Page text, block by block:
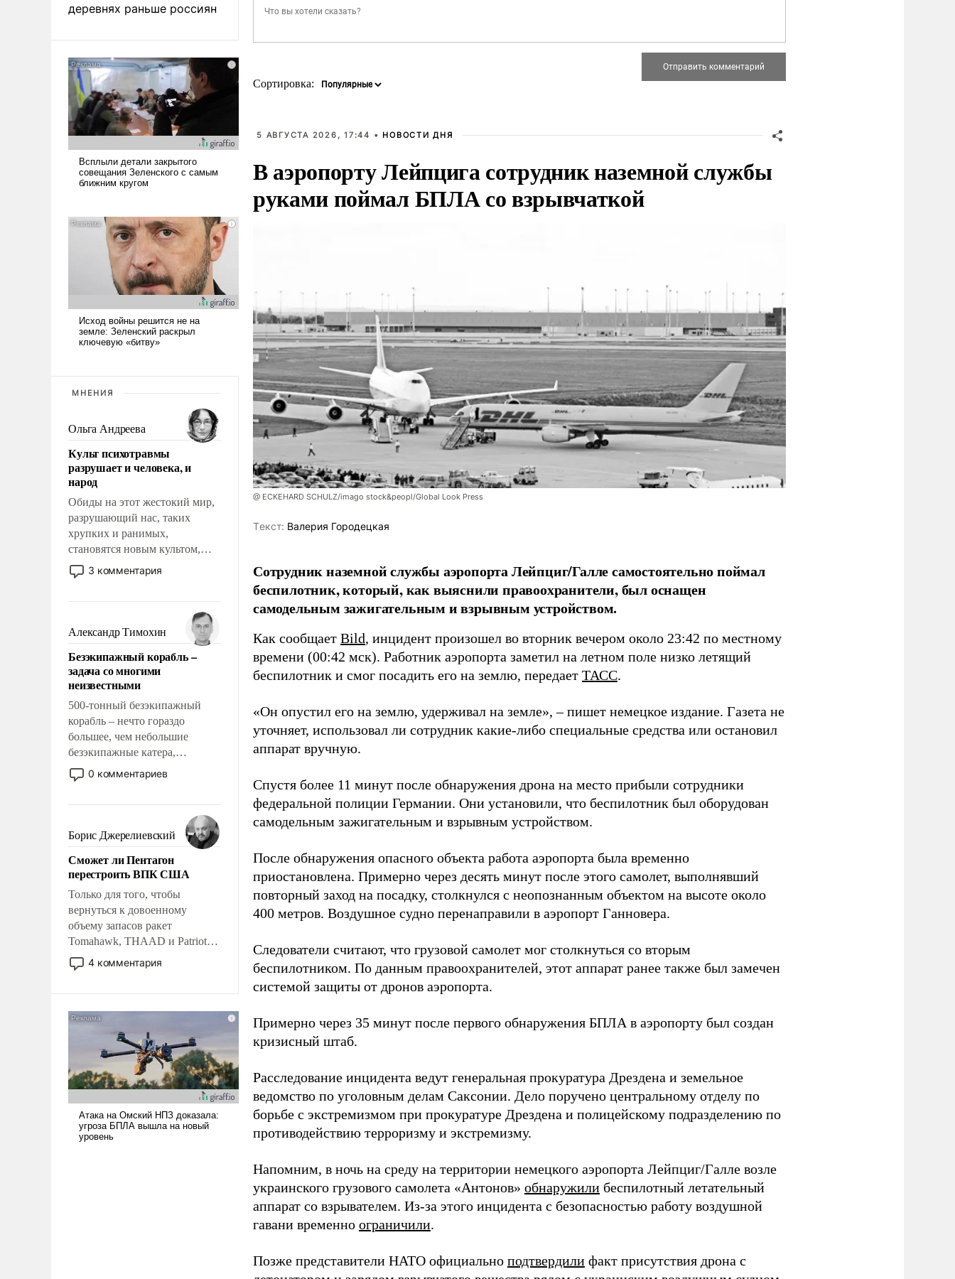
деревнях раньше россиян
МНЕНИЯ
Ольга Андреева
Культ психотравмы
разрушает и человека, и
народ
Обиды на этот жестокий мир,
разрушающий нас, таких
хрупких и ранимых,
становятся новым культом,
постепенно вытесняя и
отменяя традиционное
мужественным и твердым под
ударами судьбы, брать на себя
ответственность, помогать
слабым, идти вперед и
адаптироваться.
3 комментария
Александр Тимохин
Безэкипажный корабль –
задача со многими
неизвестными
500-тонный безэкипажный
корабль – нечто гораздо
большее, чем небольшие
безэкипажные катера,
применение которых уже
стало обыденностью. Задача по
сложна и амбициозна. Однако
и ее реализация радикально
поднимет наши боевые
возможности.
0 комментариев
Борис Джерелиевский
Сможет ли Пентагон
перестроить ВПК США
Только для того, чтобы
вернуться к довоенному
объему запасов ракет
Tomahawk, THAAD и Patriot
США потребуется более трех
лет. Даже небольшая война с
Сложившаяся ситуация
означает многолетний период
уязвимости США, например,
перед Китаем.
4 комментария
Сортировка:
5 АВГУСТА 2026, 17:44 • НОВОСТИ ДНЯ
В аэропорту Лейпцига сотрудник наземной службы
руками поймал БПЛА со взрывчаткой
@ ECKEHARD SCHULZ/imago stock&peopl/Global Look Press
Tекст: Валерия Городецкая
Сотрудник наземной службы аэропорта Лейпциг/Галле самостоятельно поймал
беспилотник, который, как выяснили правоохранители, был оснащен
самодельным зажигательным и взрывным устройством.
Как сообщает Bild, инцидент произошел во вторник вечером около 23:42 по местному
времени (00:42 мск). Работник аэропорта заметил на летном поле низко летящий
беспилотник и смог посадить его на землю, передает ТАСС.
«Он опустил его на землю, удерживал на земле», – пишет немецкое издание. Газета не
уточняет, использовал ли сотрудник какие-либо специальные средства или остановил
аппарат вручную.
Спустя более 11 минут после обнаружения дрона на место прибыли сотрудники
федеральной полиции Германии. Они установили, что беспилотник был оборудован
самодельным зажигательным и взрывным устройством.
После обнаружения опасного объекта работа аэропорта была временно
приостановлена. Примерно через десять минут после этого самолет, выполнявший
повторный заход на посадку, столкнулся с неопознанным объектом на высоте около
400 метров. Воздушное судно перенаправили в аэропорт Ганновера.
Следователи считают, что грузовой самолет мог столкнуться со вторым
беспилотником. По данным правоохранителей, этот аппарат ранее также был замечен
системой защиты от дронов аэропорта.
Примерно через 35 минут после первого обнаружения БПЛА в аэропорту был создан
кризисный штаб.
Расследование инцидента ведут генеральная прокуратура Дрездена и земельное
ведомство по уголовным делам Саксонии. Дело поручено центральному отделу по
борьбе с экстремизмом при прокуратуре Дрездена и полицейскому подразделению по
противодействию терроризму и экстремизму.
Напомним, в ночь на среду на территории немецкого аэропорта Лейпциг/Галле возле
украинского грузового самолета «Антонов» обнаружили беспилотный летательный
аппарат со взрывателем. Из-за этого инцидента с безопасностью работу воздушной
гавани временно ограничили.
Позже представители НАТО официально подтвердили факт присутствия дрона с